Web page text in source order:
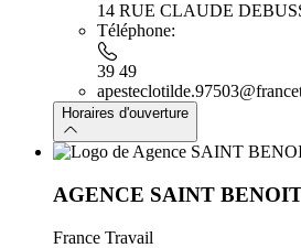
14 RUE CLAUDE
Téléphone:
39 49
Horaires d'ouverture
AGENCE SAINT
France Travail